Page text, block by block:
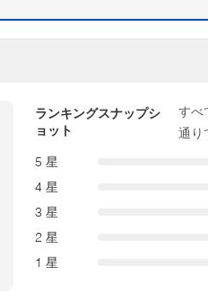
ランキングスナップシ
ョット
すべ
通り
5 星
4 星
3 星
2 星
1 星